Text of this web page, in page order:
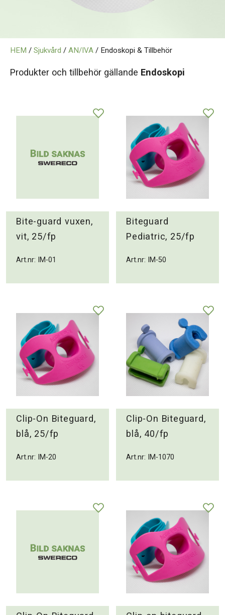
HEM / Sjukvård / AN/IVA / Endoskopi & Tillbehör
Produkter och tillbehör gällande Endoskopi
Bite-guard vuxen,
vit, 25/fp
Art.nr: IM-01
Biteguard
Pediatric, 25/fp
Art.nr: IM-50
Clip-On Biteguard,
blå, 25/fp
Art.nr: IM-20
Clip-On Biteguard,
blå, 40/fp
Art.nr: IM-1070